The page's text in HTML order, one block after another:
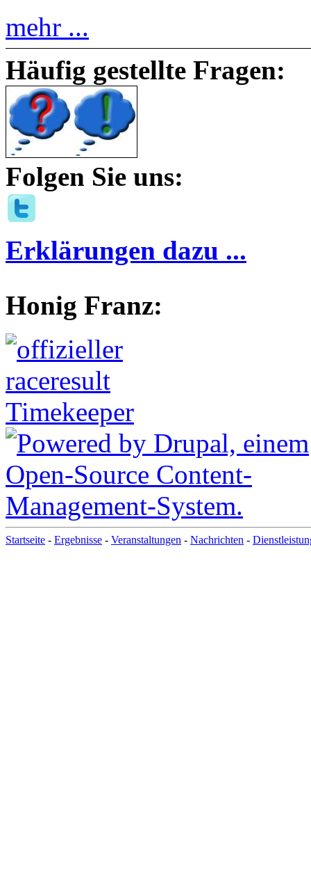
mehr ...
Häufig gestellte Fragen:
Folgen Sie uns:
Erklärungen dazu ...
Honig Franz:
Startseite - Ergebnisse - Veranstaltungen - Nachrichten -